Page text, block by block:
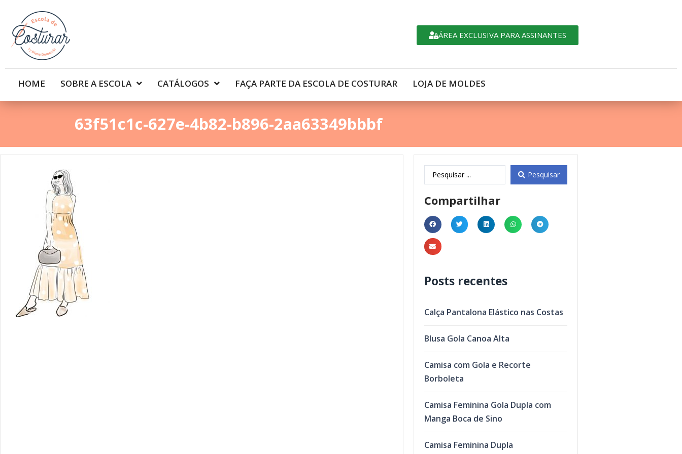
ÁREA EXCLUSIVA PARA ASSINANTES
HOME SOBRE A ESCOLA CATÁLOGOS FAÇA PARTE DA ESCOLA DE COSTURAR LOJA DE MOLDES
63f51c1c-627e-4b82-b896-2aa63349bbbf
Pesquisar
Compartilhar
Posts recentes
Calça Pantalona Elástico nas Costas
Blusa Gola Canoa Alta
Camisa com Gola e Recorte
Borboleta
Camisa Feminina Gola Dupla com
Manga Boca de Sino
Camisa Feminina Dupla